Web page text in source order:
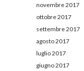
novembre 2017
ottobre 2017
settembre 2017
agosto 2017
luglio 2017
giugno 2017